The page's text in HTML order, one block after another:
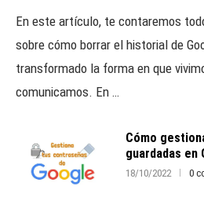
En este artículo, te contaremos
sobre cómo borrar el historial de
transformado la forma en que
comunicamos. En …
Cómo
guardadas en
18/10/2022 0